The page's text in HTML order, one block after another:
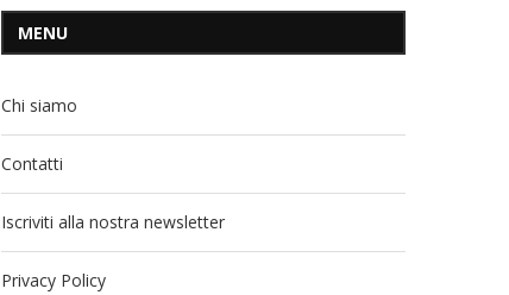
MENU
Chi siamo
Contatti
Iscriviti alla nostra newsletter
Privacy Policy